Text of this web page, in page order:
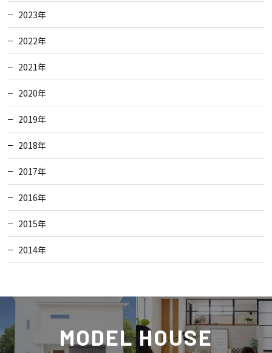
2023年
2022年
2021年
2020年
2019年
2018年
2017年
2016年
2015年
2014年
MODEL HOUSE